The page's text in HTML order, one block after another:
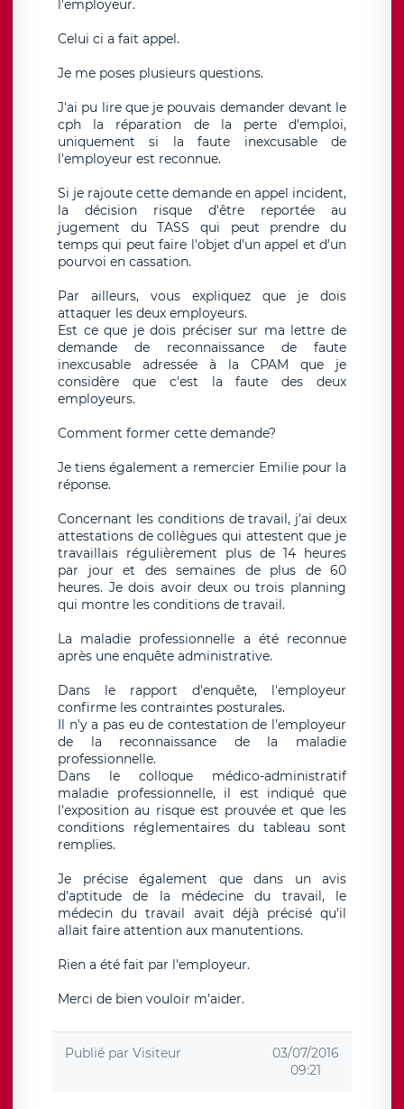
l'employeur.
Celui ci a fait appel.
Je me poses plusieurs questions.
J'ai pu lire que je pouvais demander devant le
cph la réparation de la perte d'emploi,
uniquement si la faute inexcusable de
l'employeur est reconnue.
Si je rajoute cette demande en appel incident,
la décision risque d'être reportée au
jugement du TASS qui peut prendre du
temps qui peut faire l'objet d'un appel et d'un
pourvoi en cassation.
Par ailleurs, vous expliquez que je dois
attaquer les deux employeurs.
Est ce que je dois préciser sur ma lettre de
demande de reconnaissance de faute
inexcusable adressée à la CPAM que je
considère que c'est la faute des deux
employeurs.
Comment former cette demande?
Je tiens également a remercier Emilie pour la
réponse.
Concernant les conditions de travail, j'ai deux
attestations de collègues qui attestent que je
travaillais régulièrement plus de 14 heures
par jour et des semaines de plus de 60
heures. Je dois avoir deux ou trois planning
qui montre les conditions de travail.
La maladie professionnelle a été reconnue
après une enquête administrative.
Dans le rapport d'enquête, l'employeur
confirme les contraintes posturales.
Il n'y a pas eu de contestation de l'employeur
de la reconnaissance de la maladie
professionnelle.
Dans le colloque médico-administratif
maladie professionnelle, il est indiqué que
l'exposition au risque est prouvée et que les
conditions réglementaires du tableau sont
remplies.
Je précise également que dans un avis
d'aptitude de la médecine du travail, le
médecin du travail avait déjà précisé qu'il
allait faire attention aux manutentions.
Rien a été fait par l'employeur.
Merci de bien vouloir m'aider.
Publié par Visiteur
03/07/2016
09:21